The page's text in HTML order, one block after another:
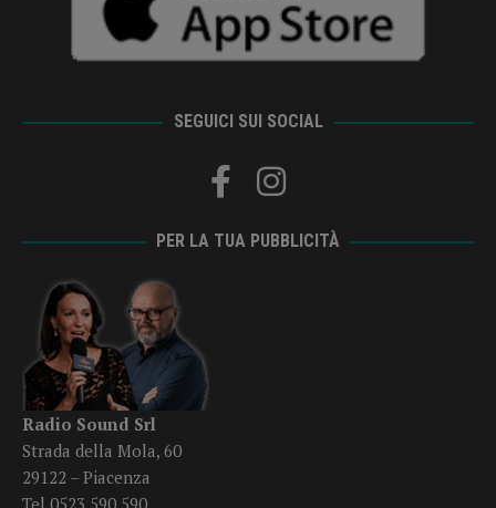
SEGUICI SUI SOCIAL
PER LA TUA PUBBLICITÀ
Radio Sound Srl
Strada della Mola, 60
29122 – Piacenza